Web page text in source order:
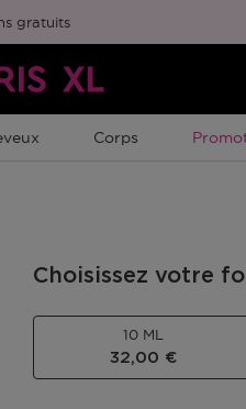
gratuits
Corps
Choisissez votre
10 ML
32,00 €